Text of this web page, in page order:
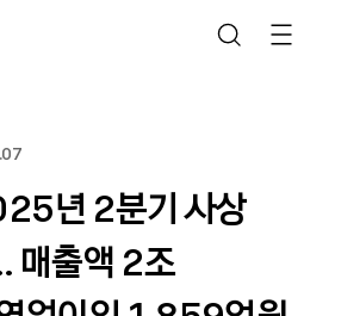
년 2분기 사상
매출액 2조